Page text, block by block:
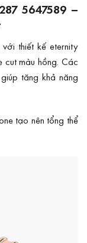
5647589 –
thiết kế eternity
màu hồng. Các
tăng khả năng
tạo nên tổng thể